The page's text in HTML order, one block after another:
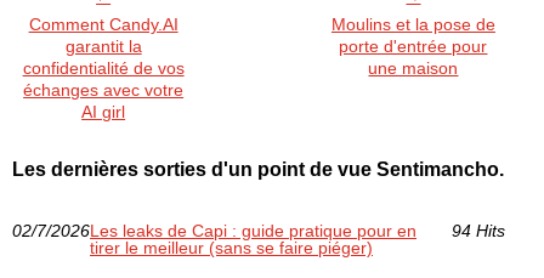
Comment Candy.AI
garantit la
confidentialité de vos
échanges avec votre
AI girl
Moulins et la pose de
porte d'entrée pour
une maison
Les dernières sorties d'un point de vue Sentimancho.
02/7/2026Les leaks de Capi : guide pratique pour en
tirer le meilleur (sans se faire piéger)
94 Hits